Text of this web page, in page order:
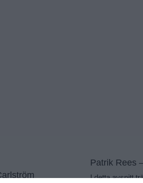
Patrik Rees
I detta avsnitt